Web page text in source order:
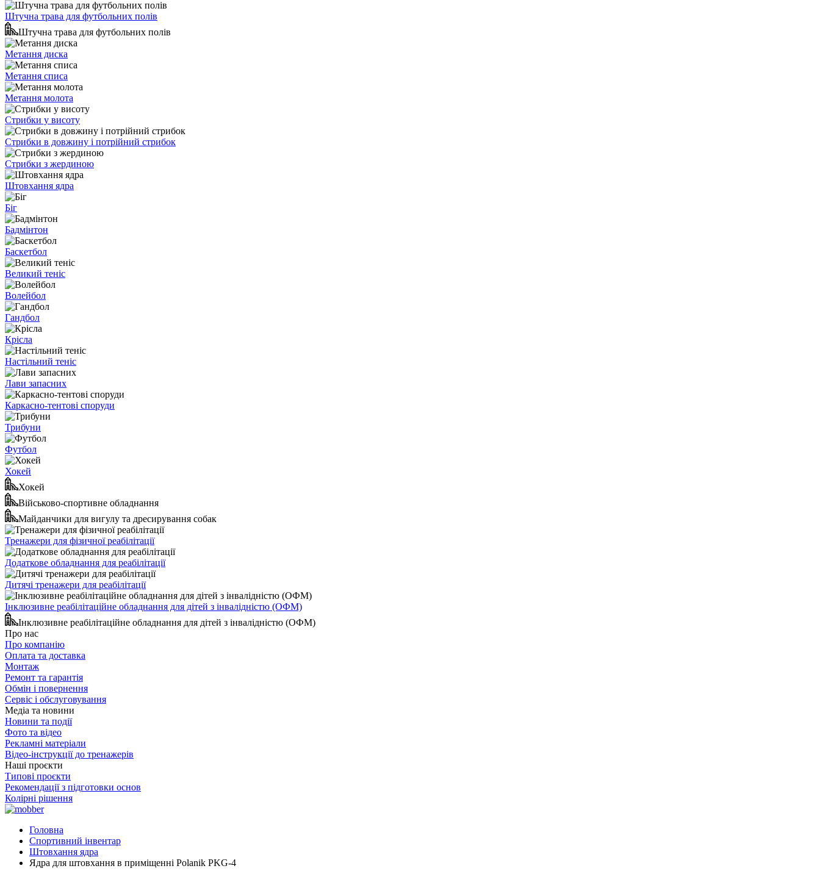
Штучна трава для футбольних полів
Штучна трава для футбольних полів
Метання диска
Метання списа
Метання молота
Стрибки у висоту
Стрибки в довжину і потрійний стрибок
Стрибки з жердиною
Штовхання ядра
Біг
Бадмінтон
Баскетбол
Великий теніс
Волейбол
Гандбол
Крісла
Настільний теніс
Лави запасних
Каркасно-тентові споруди
Трибуни
Футбол
Хокей
Хокей
Військово-спортивне обладнання
Майданчики для вигулу та дресирування собак
Тренажери для фізичної реабілітації
Додаткове обладнання для реабілітації
Дитячі тренажери для реабілітації
Інклюзивне реабілітаційне обладнання для дітей з інвалідністю (ОФМ)
Інклюзивне реабілітаційне обладнання для дітей з інвалідністю (ОФМ)
Про нас
Про компанію
Оплата та доставка
Монтаж
Ремонт та гарантія
Обмін і повернення
Сервіс і обслуговування
Медіа та новини
Новини та події
Фото та відео
Рекламні матеріали
Відео-інструкції до тренажерів
Наші проєкти
Типові проєкти
Рекомендації з підготовки основ
Колірні рішення
Головна
Спортивний інвентар
Штовхання ядра
Ядра для штовхання в приміщенні Polanik PKG-4